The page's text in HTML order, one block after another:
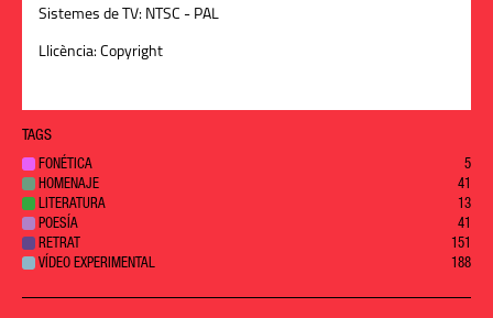
Sistemes de TV: NTSC - PAL
Llicència: Copyright
TAGS
FONÉTICA
5
HOMENAJE
41
LITERATURA
13
POESÍA
41
RETRAT
151
VÍDEO EXPERIMENTAL
188